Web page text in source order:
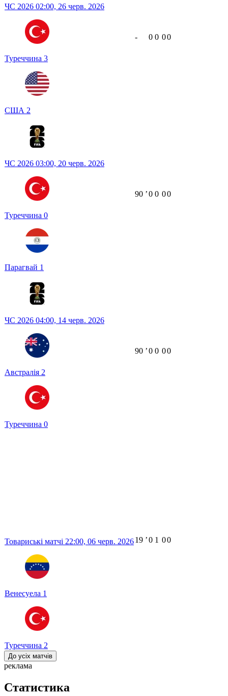
ЧС 2026 02:00, 26 черв. 2026
Туреччина 3
США 2
- 0 0 00
ЧС 2026 03:00, 20 черв. 2026
Туреччина 0
Парагвай 1
90 ʼ0 0 00
ЧС 2026 04:00, 14 черв. 2026
Австралія 2
Туреччина 0
90 ʼ0 0 00
Товариські матчі 22:00, 06 черв. 2026
Венесуела 1
Туреччина 2
19 ʼ0 1 00
До усіх матчів
реклама
Статистика